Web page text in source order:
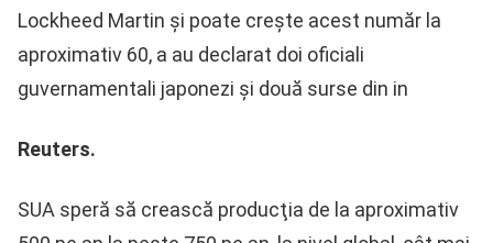
Lockheed Martin şi poate creşte acest număr la
aproximativ 60, a au declarat doi oficiali
guvernamentali japonezi şi două surse din in
Reuters.
SUA speră să crească producţia de la aproximativ